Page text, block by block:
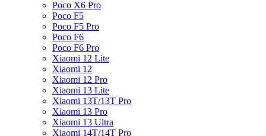
Poco X6 Pro
Poco F5
Poco F5 Pro
Poco F6
Poco F6 Pro
Xiaomi 12 Lite
Xiaomi 12
Xiaomi 12 Pro
Xiaomi 13 Lite
Xiaomi 13T/13T Pro
Xiaomi 13 Pro
Xiaomi 13 Ultra
Xiaomi 14T/14T Pro